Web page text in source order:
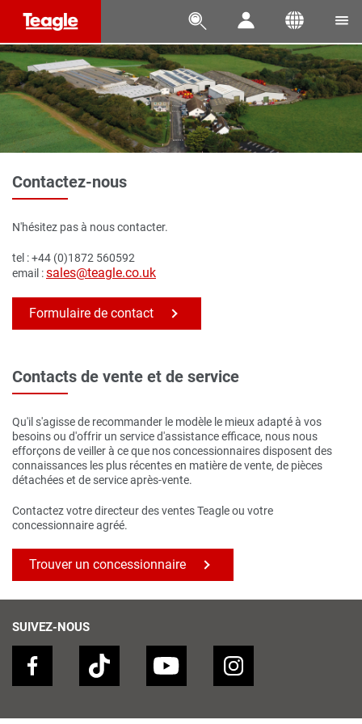
   
Contactez-nous
N'hésitez pas à nous contacter.
tel : +44 (0)1872 560592
email :sales@teagle.co.uk
Formulaire de contact
Contacts de vente et de service
Qu'il s'agisse de recommander le modèle le mieux adapté à vos
besoins ou d'offrir un service d'assistance efficace, nous nous
efforçons de veiller à ce que nos concessionnaires disposent des
connaissances les plus récentes en matière de vente, de pièces
détachées et de service après-vente.
Contactez votre directeur des ventes Teagle ou votre
concessionnaire agréé.
Trouver un concessionnaire
SUIVEZ-NOUS